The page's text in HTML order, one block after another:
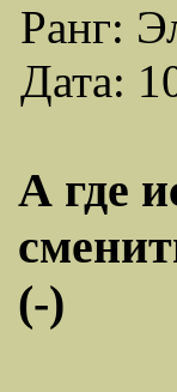
Ранг:
Дата:
А где
(-)